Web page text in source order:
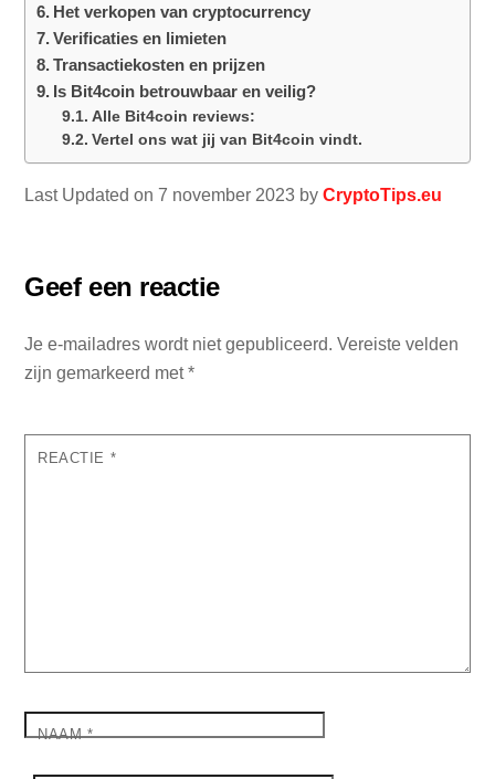
Last Updated on 7 november 2023 byCryptoTips.eu
Het verkopen van cryptocurrency
Verificaties en limieten
Transactiekosten en prijzen
Is Bit4coin betrouwbaar en veilig?
Alle Bit4coin reviews:
Vertel ons wat jij van Bit4coin vindt.
Geef een reactie
Je e-mailadres wordt niet gepubliceerd. Vereiste velden
zijn gemarkeerd met*
REACTIE *
NAAM*